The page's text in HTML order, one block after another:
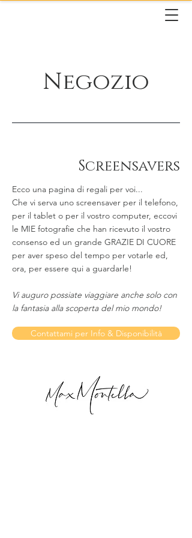
Negozio
Screensavers
Ecco una pagina di regali per voi...
Che vi serva uno screensaver per il telefono,
per il tablet o per il vostro computer, eccovi
le MIE fotografie che han ricevuto il vostro
consenso ed un grande GRAZIE DI CUORE
per aver speso del tempo per votarle ed,
ora, per essere qui a guardarle!
Vi auguro possiate viaggiare anche solo con
la fantasia alla scoperta del mio mondo!
Contattami per Info & Disponibilità